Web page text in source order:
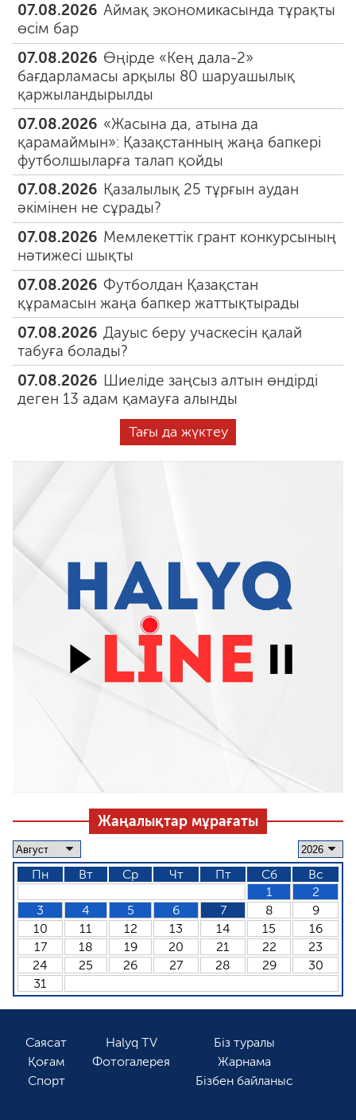
07.08.2026 Аймақ экономикасында тұрақты
өсім бар
07.08.2026 Өңірде «Кең дала-2»
бағдарламасы арқылы 80 шаруашылық
қаржыландырылды
07.08.2026 «Жасына да, атына да
қарамаймын»: Қазақстанның жаңа бапкері
футболшыларға талап қойды
07.08.2026 Қазалылық 25 тұрғын аудан
әкімінен не сұрады?
07.08.2026 Мемлекеттік грант конкурсының
нәтижесі шықты
07.08.2026 Футболдан Қазақстан
құрамасын жаңа бапкер жаттықтырады
07.08.2026 Дауыс беру учаскесін қалай
табуға болады?
07.08.2026 Шиеліде заңсыз алтын өндірді
деген 13 адам қамауға алынды
Тағы да жүктеу
Жаңалықтар мұрағаты
Пн Вт Ср Чт Пт Сб
Вс
1
2
3
4 5 6 7 8
9
10
11 12 13 14 15
16
17
18 19 20 21 22
23
24
25 26 27 28 29
30
31
Саясат
Қоғам
Спорт
Halyq TV
Фотогалерея
Біз туралы
Жарнама
Бізбен байланыс